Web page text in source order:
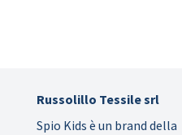
Russolillo Tessile srl
Spio Kids è un brand della